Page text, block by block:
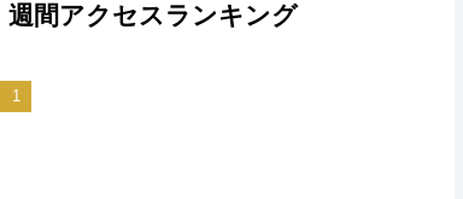
週間アクセスランキング